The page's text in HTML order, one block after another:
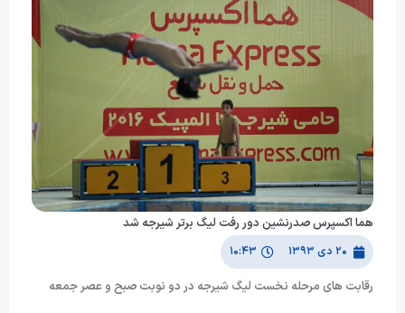
هما اکسپرس صدرنشین دور رفت لیگ برتر شیرجه شد
۲۰ دی ۱۳۹۳ ۱۰:۴۳
رقابت های مرحله نخست لیگ شیرجه در دو نوبت صبح و عصر جمعه